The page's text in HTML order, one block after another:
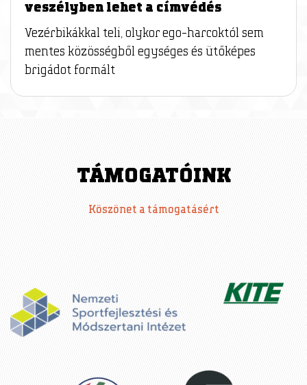
veszélyben lehet a címvédés
Vezérbikákkal teli, olykor ego-harcoktól sem
mentes közösségből egységes és ütőképes
brigádot formált
TÁMOGATÓINK
Köszönet a támogatásért